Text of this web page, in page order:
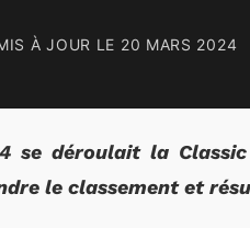
À JOUR LE 20 MARS 2024
se déroulait la
le classement et